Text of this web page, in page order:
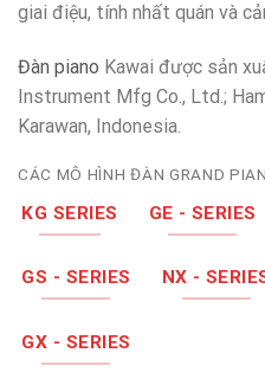
giai điệu, tính nhất quán và
Đàn piano Kawai được sản
Instrument Mfg Co., Ltd.;
Karawan, Indonesia.
CÁC MÔ HÌNH ĐÀN GRAND
KG SERIES GE - SERIES
GS - SERIES NX -
GX - SERIES